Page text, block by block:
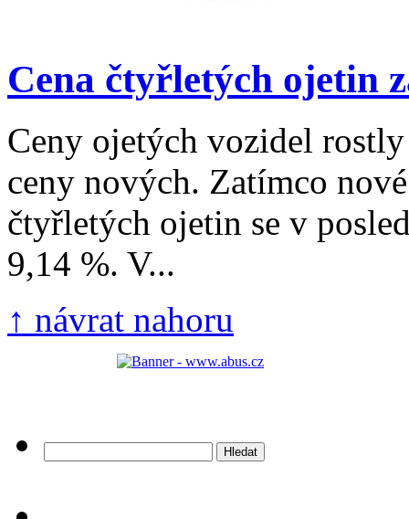
Cena čtyřletých ojetin
Ceny ojetých vozidel
ceny nových. Zatímco
čtyřletých ojetin se v
9,14 %. V...
↑ návrat nahoru